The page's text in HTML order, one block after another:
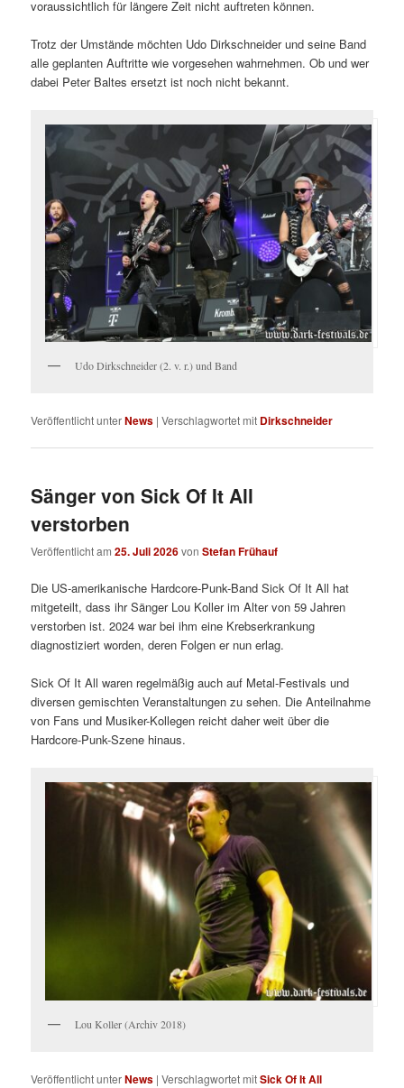
voraussichtlich für längere Zeit nicht auftreten können.
Trotz der Umstände möchten Udo Dirkschneider und seine Band
alle geplanten Auftritte wie vorgesehen wahrnehmen. Ob und wer
dabei Peter Baltes ersetzt ist noch nicht bekannt.
Udo Dirkschneider (2. v. r.) und Band
Veröffentlicht unterNews |Verschlagwortet mit Dirkschneider
Sänger von Sick Of It All
verstorben
Veröffentlicht am25. Juli 2026vonStefan Frühauf
Die US-amerikanische Hardcore-Punk-Band Sick Of It All hat
mitgeteilt, dass ihr Sänger Lou Koller im Alter von 59 Jahren
verstorben ist. 2024 war bei ihm eine Krebserkrankung
diagnostiziert worden, deren Folgen er nun erlag.
Sick Of It All waren regelmäßig auch auf Metal-Festivals und
diversen gemischten Veranstaltungen zu sehen. Die Anteilnahme
von Fans und Musiker-Kollegen reicht daher weit über die
Hardcore-Punk-Szene hinaus.
Lou Koller (Archiv 2018)
Veröffentlicht unterNews |Verschlagwortet mitSick Of It All